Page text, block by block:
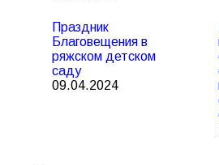
Праздник
Благовещения в
ряжском детском
саду
09.04.2024